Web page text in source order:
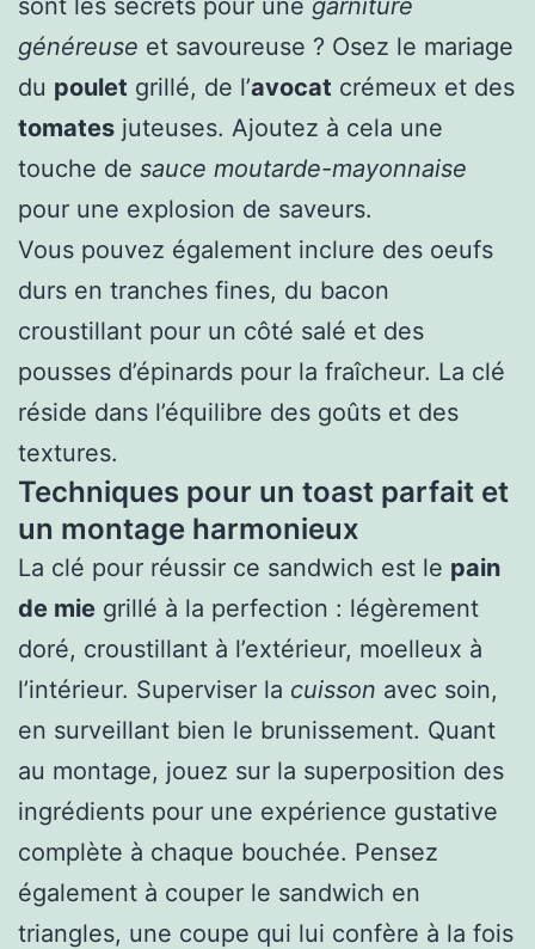
généreuse et savoureuse ? Osez le mariage
du poulet grillé, de l’avocat crémeux et des
tomates juteuses. Ajoutez à cela une
touche de sauce moutarde-mayonnaise
pour une explosion de saveurs.
Vous pouvez également inclure des oeufs
durs en tranches fines, du bacon
croustillant pour un côté salé et des
pousses d’épinards pour la fraîcheur. La clé
réside dans l’équilibre des goûts et des
textures.
Techniques pour un toast parfait et
un montage harmonieux
La clé pour réussir ce sandwich est le pain
de mie grillé à la perfection : légèrement
doré, croustillant à l’extérieur, moelleux à
l’intérieur. Superviser la cuisson avec soin,
en surveillant bien le brunissement. Quant
au montage, jouez sur la superposition des
ingrédients pour une expérience gustative
complète à chaque bouchée. Pensez
également à couper le sandwich en
triangles, une coupe qui lui confère à la fois